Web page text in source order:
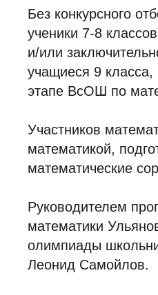
Без конкурсного
ученики 7-8
и/или
учащиеся 9
этапе ВсОШ по
Участников
математикой,
математические
Руководителем
математики
олимпиады
Леонид Самойлов.